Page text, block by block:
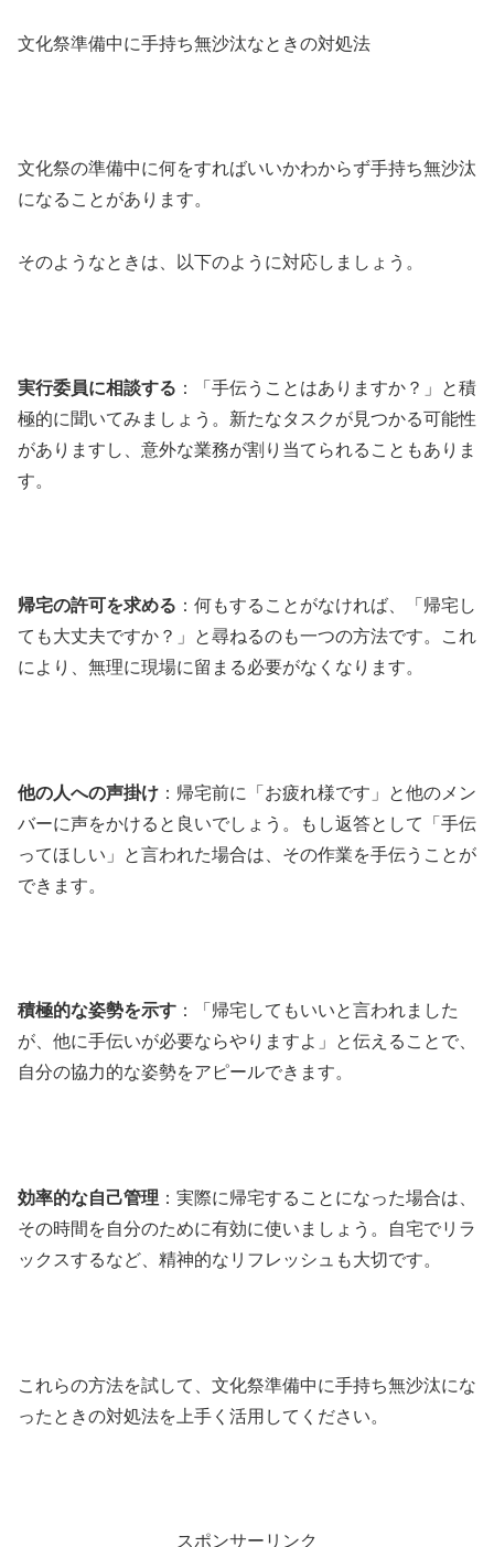
文化祭準備中に手持ち無沙汰なときの対処法
文化祭の準備中に何をすればいいかわからず手持ち無沙汰
になることがあります。
そのようなときは、以下のように対応しましょう。
実行委員に相談する ：「手伝うことはありますか？」と積
極的に聞いてみましょう。新たなタスクが見つかる可能性
がありますし、意外な業務が割り当てられることもありま
す。
帰宅の許可を求める ：何もすることがなければ、「帰宅し
ても大丈夫ですか？」と尋ねるのも一つの方法です。これ
により、無理に現場に留まる必要がなくなります。
他の人への声掛け ：帰宅前に「お疲れ様です」と他のメン
バーに声をかけると良いでしょう。もし返答として「手伝
ってほしい」と言われた場合は、その作業を手伝うことが
できます。
積極的な姿勢を示す ：「帰宅してもいいと言われました
が、他に手伝いが必要ならやりますよ」と伝えることで、
自分の協力的な姿勢をアピールできます。
効率的な自己管理 ：実際に帰宅することになった場合は、
その時間を自分のために有効に使いましょう。自宅でリラ
ックスするなど、精神的なリフレッシュも大切です。
これらの方法を試して、文化祭準備中に手持ち無沙汰にな
ったときの対処法を上手く活用してください。
スポンサーリンク